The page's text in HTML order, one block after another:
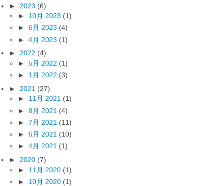
► 2023 (6)
► 10月 2023 (1)
► 6月 2023 (4)
► 4月 2023 (1)
► 2022 (4)
► 5月 2022 (1)
► 1月 2022 (3)
► 2021 (27)
► 11月 2021 (1)
► 8月 2021 (4)
► 7月 2021 (11)
► 6月 2021 (10)
► 4月 2021 (1)
► 2020 (7)
► 11月 2020 (1)
► 10月 2020 (1)